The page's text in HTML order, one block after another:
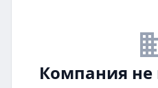
Компания